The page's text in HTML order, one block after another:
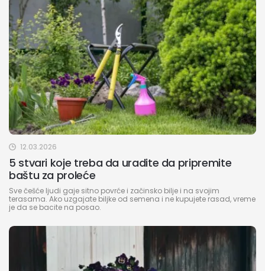
12.03.2026
5 stvari koje treba da uradite da pripremite
baštu za proleće
Sve češće ljudi gaje sitno povrće i začinsko bilje i na svojim
terasama. Ako uzgajate biljke od semena i ne kupujete rasad, vreme
je da se bacite na posao.